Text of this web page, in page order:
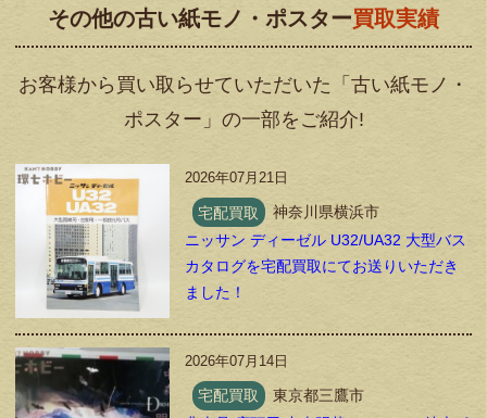
その他の古い紙モノ・ポスター買取実績
お客様から買い取らせていただいた「古い紙モノ・
ポスター」の一部をご紹介!
2026年07月21日
宅配買取
神奈川県横浜市
ニッサン ディーゼル U32/UA32 大型バス
カタログを宅配買取にてお送りいただき
ました！
2026年07月14日
宅配買取
東京都三鷹市